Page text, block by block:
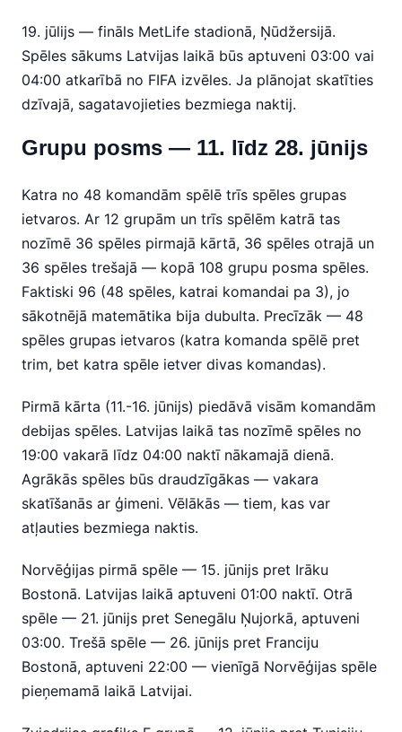
19. jūlijs — fināls MetLife stadionā, Ņūdžersijā.
Spēles sākums Latvijas laikā būs aptuveni 03:00 vai
04:00 atkarībā no FIFA izvēles. Ja plānojat skatīties
dzīvajā, sagatavojieties bezmiega naktij.
Grupu posms — 11. līdz 28. jūnijs
Katra no 48 komandām spēlē trīs spēles grupas
ietvaros. Ar 12 grupām un trīs spēlēm katrā tas
nozīmē 36 spēles pirmajā kārtā, 36 spēles otrajā un
36 spēles trešajā — kopā 108 grupu posma spēles.
Faktiski 96 (48 spēles, katrai komandai pa 3), jo
sākotnējā matemātika bija dubulta. Precīzāk — 48
spēles grupas ietvaros (katra komanda spēlē pret
trim, bet katra spēle ietver divas komandas).
Pirmā kārta (11.-16. jūnijs) piedāvā visām komandām
debijas spēles. Latvijas laikā tas nozīmē spēles no
19:00 vakarā līdz 04:00 naktī nākamajā dienā.
Agrākās spēles būs draudzīgākas — vakara
skatīšanās ar ģimeni. Vēlākās — tiem, kas var
atļauties bezmiega naktis.
Norvēģijas pirmā spēle — 15. jūnijs pret Irāku
Bostonā. Latvijas laikā aptuveni 01:00 naktī. Otrā
spēle — 21. jūnijs pret Senegālu Ņujorkā, aptuveni
03:00. Trešā spēle — 26. jūnijs pret Franciju
Bostonā, aptuveni 22:00 — vienīgā Norvēģijas spēle
pieņemamā laikā Latvijai.